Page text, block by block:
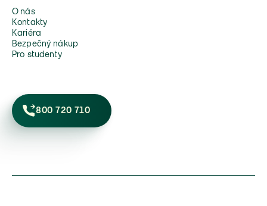
O nás
Kontakty
Kariéra
Bezpečný nákup
Pro studenty
800 720 710